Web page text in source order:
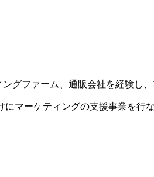
グファーム、通販会社を経験し
マーケティングの支援事業を行な